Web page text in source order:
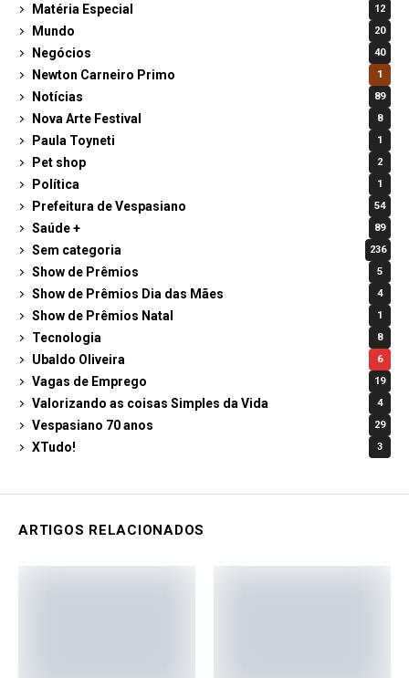
Matéria Especial 12
Mundo 20
Negócios 40
Newton Carneiro Primo 1
Notícias 89
Nova Arte Festival 8
Paula Toyneti 1
Pet shop 2
Política 1
Prefeitura de Vespasiano 54
Saúde + 89
Sem categoria 236
Show de Prêmios 5
Show de Prêmios Dia das Mães 4
Show de Prêmios Natal 1
Tecnologia 8
Ubaldo Oliveira 6
Vagas de Emprego 19
Valorizando as coisas Simples da Vida 4
Vespasiano 70 anos 29
XTudo! 3
ARTIGOS RELACIONADOS